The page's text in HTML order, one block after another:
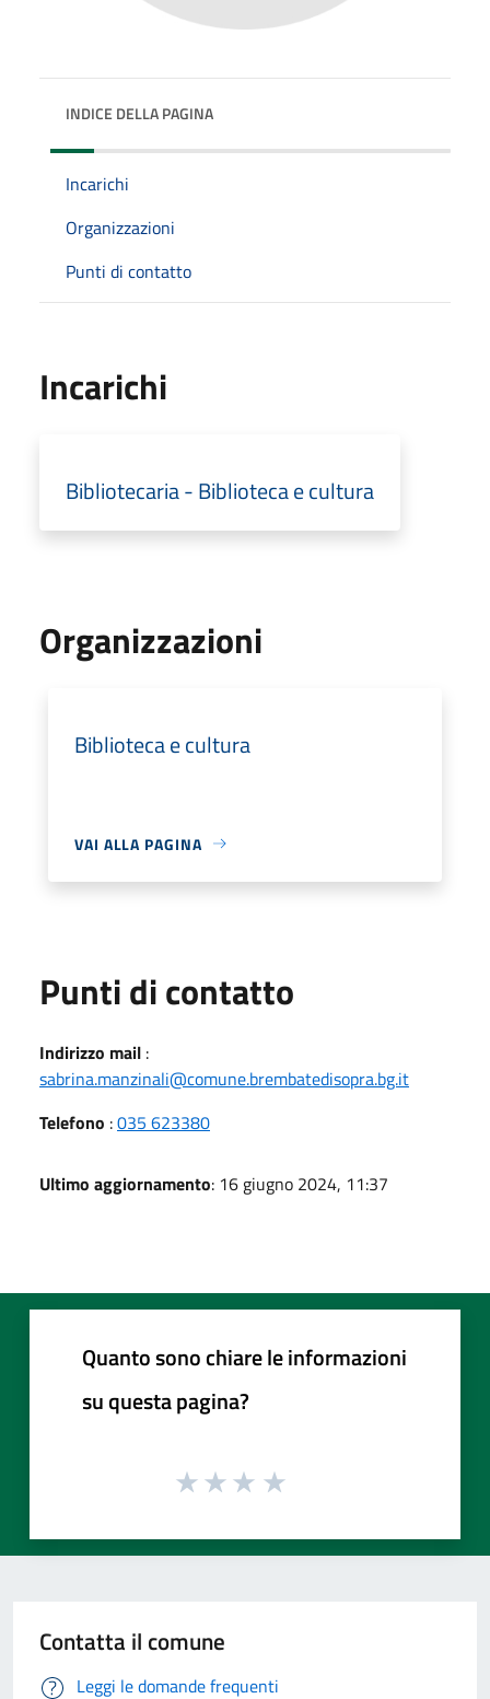
INDICE DELLA PAGINA
Incarichi
Organizzazioni
Punti di contatto
Incarichi
Bibliotecaria - Biblioteca e cultura
Organizzazioni
Biblioteca e cultura
VAI ALLA PAGINA
Punti di contatto
Indirizzo mail :
sabrina.manzinali@comune.brembatedisopra.bg.it
Telefono :035 623380
Ultimo aggiornamento: 16 giugno 2024, 11:37
Quanto sono chiare le informazioni
su questa pagina?
Contatta il comune
Leggi le domande frequenti